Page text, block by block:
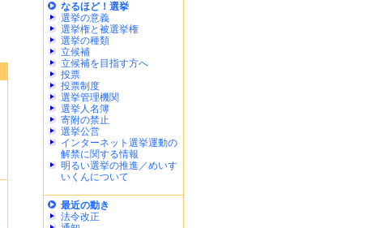
なるほど！選挙
選挙の意義
選挙権と被選挙権
選挙の種類
立候補
立候補を目指す方へ
投票
投票制度
選挙管理機関
選挙人名簿
寄附の禁止
選挙公営
インターネット選挙運動の
解禁に関する情報
明るい選挙の推進／めいす
いくんについて
最近の動き
法令改正